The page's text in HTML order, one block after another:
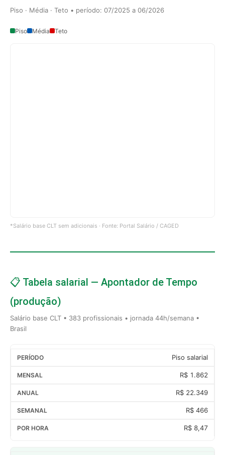
Piso · Média · Teto • período: 07/2025 a 06/2026
Piso Média Teto
*Salário base CLT sem adicionais · Fonte: Portal Salário / CAGED
📋 Tabela salarial — Apontador de Tempo
(produção)
Salário base CLT • 383 profissionais • jornada 44h/semana •
Brasil
Piso salarial
R$ 1.862
R$ 22.349
R$ 466
R$ 8,47